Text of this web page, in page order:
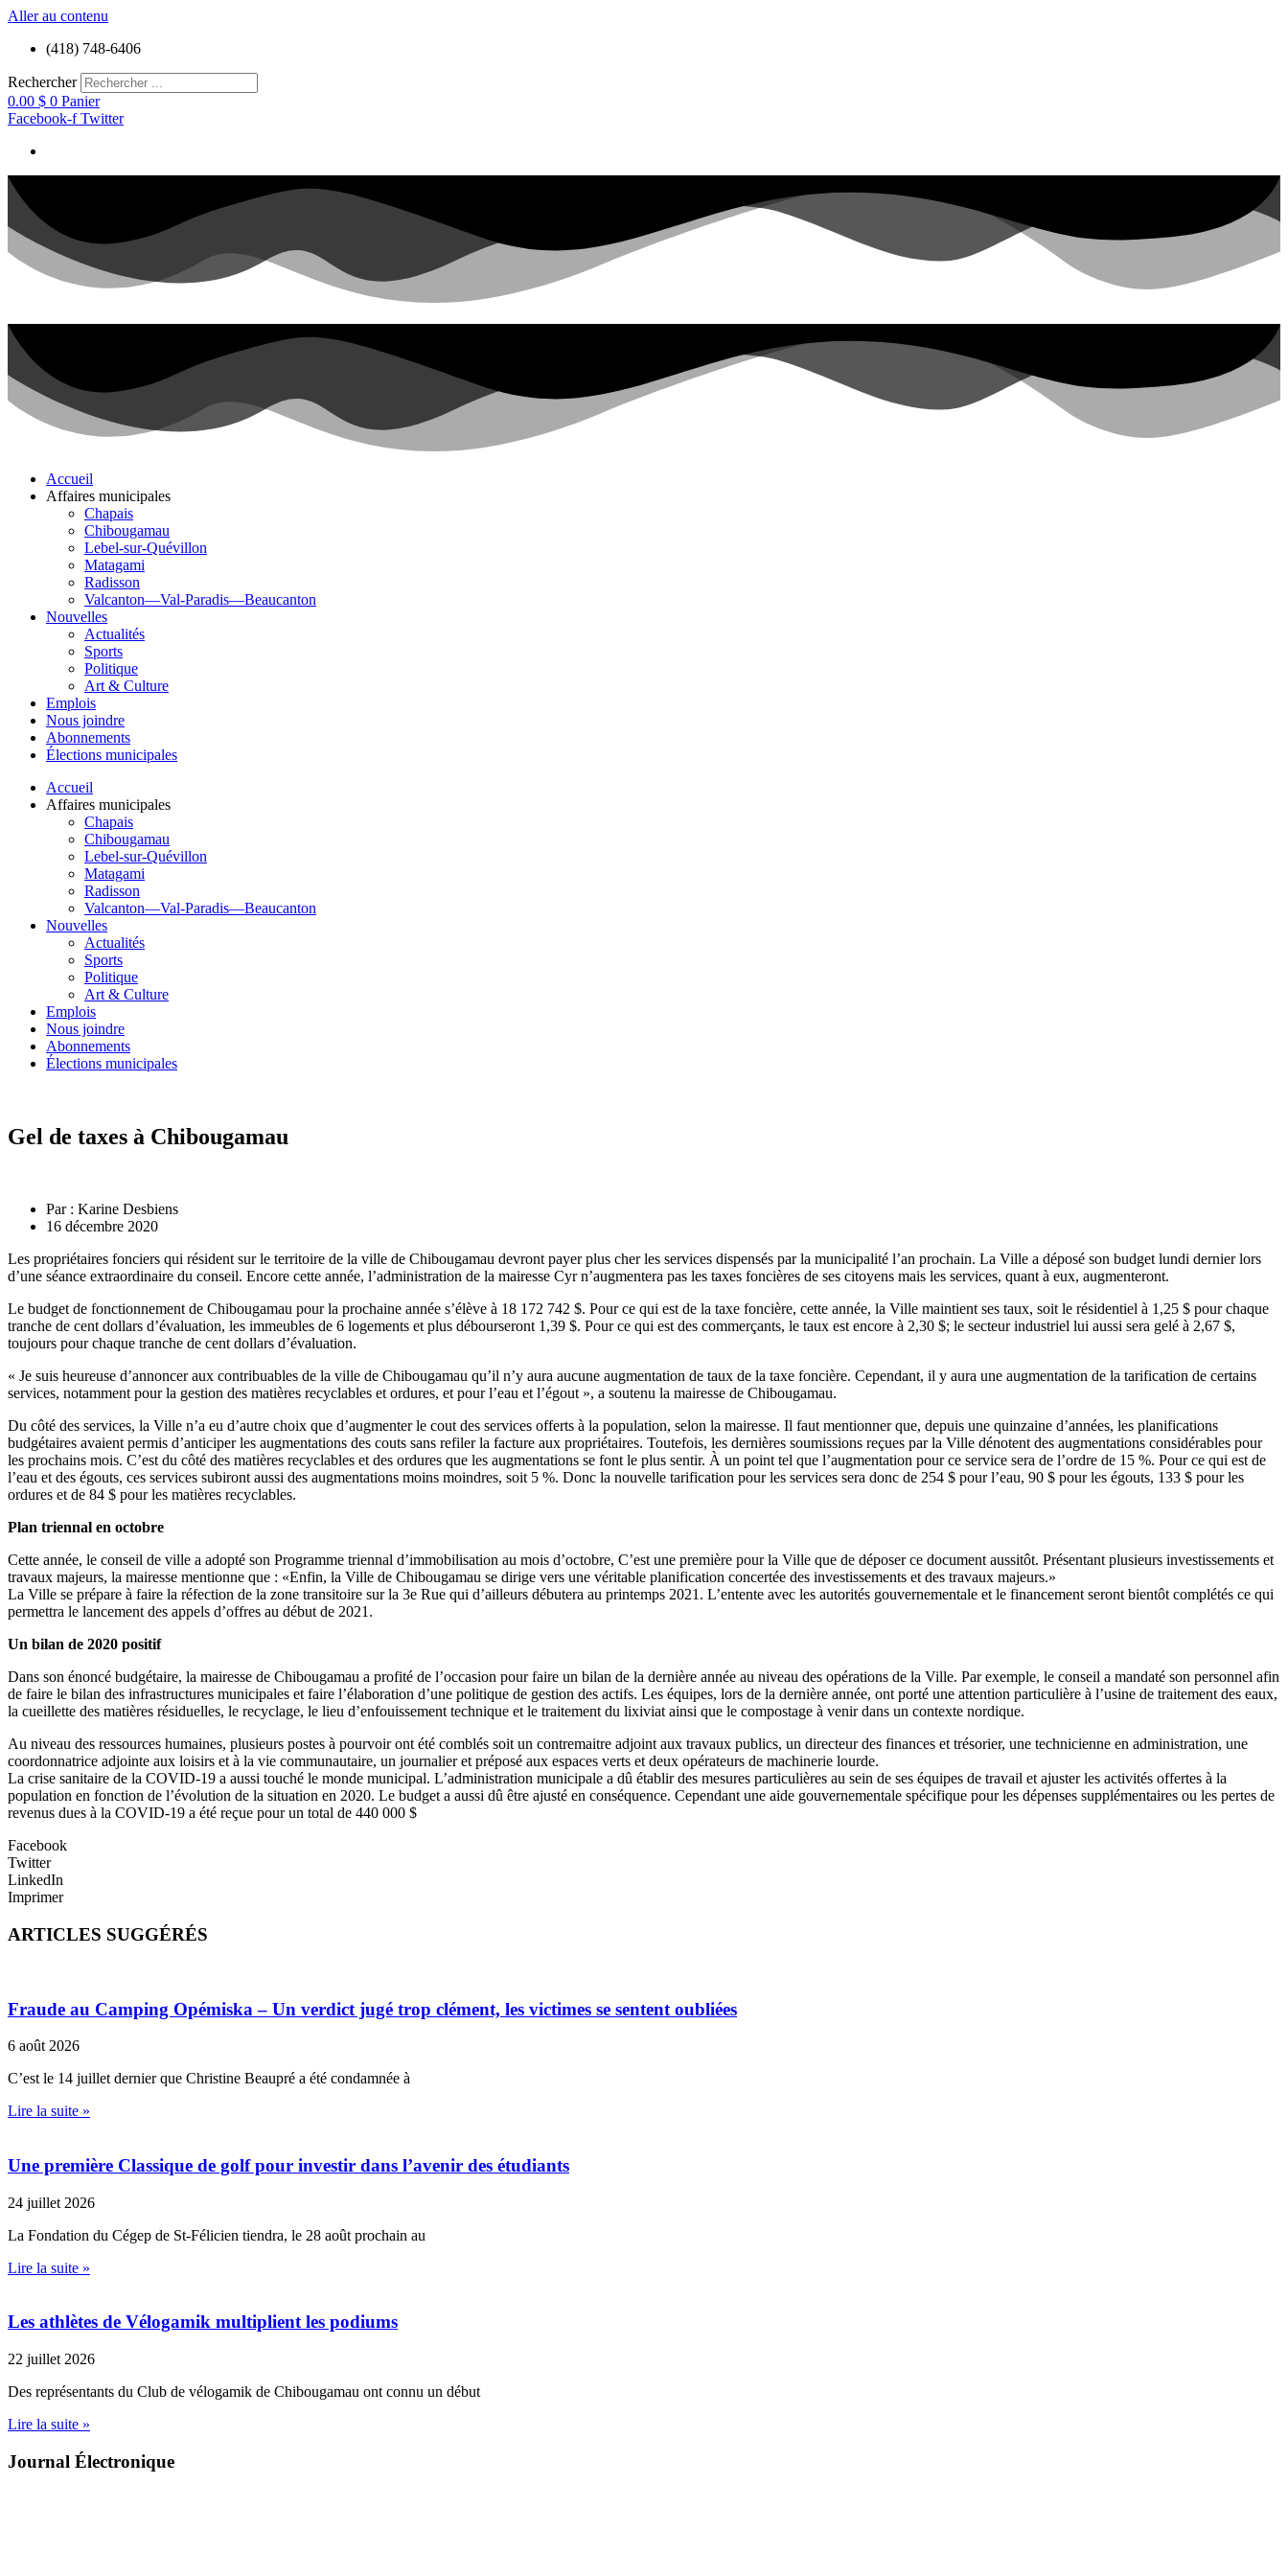
Aller au contenu
(418) 748-6406
Rechercher
0.00 $ 0 Panier
Facebook-f Twitter
Accueil
Affaires municipales
Chapais
Chibougamau
Lebel-sur-Quévillon
Matagami
Radisson
Valcanton—Val-Paradis—Beaucanton
Nouvelles
Actualités
Sports
Politique
Art & Culture
Emplois
Nous joindre
Abonnements
Élections municipales
Accueil
Affaires municipales
Chapais
Chibougamau
Lebel-sur-Quévillon
Matagami
Radisson
Valcanton—Val-Paradis—Beaucanton
Nouvelles
Actualités
Sports
Politique
Art & Culture
Emplois
Nous joindre
Abonnements
Élections municipales
Gel de taxes à Chibougamau
Par : Karine Desbiens
16 décembre 2020
Les propriétaires fonciers qui résident sur le territoire de la ville de Chibougamau devront payer plus cher les services dispensés par la municipalité l’an prochain. La Ville a déposé son budget lundi dernier lors
d’une séance extraordinaire du conseil. Encore cette année, l’administration de la mairesse Cyr n’augmentera pas les taxes foncières de ses citoyens mais les services, quant à eux, augmenteront.
Le budget de fonctionnement de Chibougamau pour la prochaine année s’élève à 18 172 742 $. Pour ce qui est de la taxe foncière, cette année, la Ville maintient ses taux, soit le résidentiel à 1,25 $ pour chaque
tranche de cent dollars d’évaluation, les immeubles de 6 logements et plus débourseront 1,39 $. Pour ce qui est des commerçants, le taux est encore à 2,30 $; le secteur industriel lui aussi sera gelé à 2,67 $,
toujours pour chaque tranche de cent dollars d’évaluation.
« Je suis heureuse d’annoncer aux contribuables de la ville de Chibougamau qu’il n’y aura aucune augmentation de taux de la taxe foncière. Cependant, il y aura une augmentation de la tarification de certains
services, notamment pour la gestion des matières recyclables et ordures, et pour l’eau et l’égout », a soutenu la mairesse de Chibougamau.
Du côté des services, la Ville n’a eu d’autre choix que d’augmenter le cout des services offerts à la population, selon la mairesse. Il faut mentionner que, depuis une quinzaine d’années, les planifications
budgétaires avaient permis d’anticiper les augmentations des couts sans refiler la facture aux propriétaires. Toutefois, les dernières soumissions reçues par la Ville dénotent des augmentations considérables pour
les prochains mois. C’est du côté des matières recyclables et des ordures que les augmentations se font le plus sentir. À un point tel que l’augmentation pour ce service sera de l’ordre de 15 %. Pour ce qui est de
l’eau et des égouts, ces services subiront aussi des augmentations moins moindres, soit 5 %. Donc la nouvelle tarification pour les services sera donc de 254 $ pour l’eau, 90 $ pour les égouts, 133 $ pour les
ordures et de 84 $ pour les matières recyclables.
Plan triennal en octobre
Cette année, le conseil de ville a adopté son Programme triennal d’immobilisation au mois d’octobre, C’est une première pour la Ville que de déposer ce document aussitôt. Présentant plusieurs investissements et
travaux majeurs, la mairesse mentionne que : «Enfin, la Ville de Chibougamau se dirige vers une véritable planification concertée des investissements et des travaux majeurs.»
La Ville se prépare à faire la réfection de la zone transitoire sur la 3e Rue qui d’ailleurs débutera au printemps 2021. L’entente avec les autorités gouvernementale et le financement seront bientôt complétés ce qui
permettra le lancement des appels d’offres au début de 2021.
Un bilan de 2020 positif
Dans son énoncé budgétaire, la mairesse de Chibougamau a profité de l’occasion pour faire un bilan de la dernière année au niveau des opérations de la Ville. Par exemple, le conseil a mandaté son personnel afin
de faire le bilan des infrastructures municipales et faire l’élaboration d’une politique de gestion des actifs. Les équipes, lors de la dernière année, ont porté une attention particulière à l’usine de traitement des eaux,
la cueillette des matières résiduelles, le recyclage, le lieu d’enfouissement technique et le traitement du lixiviat ainsi que le compostage à venir dans un contexte nordique.
Au niveau des ressources humaines, plusieurs postes à pourvoir ont été comblés soit un contremaitre adjoint aux travaux publics, un directeur des finances et trésorier, une technicienne en administration, une
coordonnatrice adjointe aux loisirs et à la vie communautaire, un journalier et préposé aux espaces verts et deux opérateurs de machinerie lourde.
La crise sanitaire de la COVID-19 a aussi touché le monde municipal. L’administration municipale a dû établir des mesures particulières au sein de ses équipes de travail et ajuster les activités offertes à la
population en fonction de l’évolution de la situation en 2020. Le budget a aussi dû être ajusté en conséquence. Cependant une aide gouvernementale spécifique pour les dépenses supplémentaires ou les pertes de
revenus dues à la COVID-19 a été reçue pour un total de 440 000 $
Facebook
Twitter
LinkedIn
Imprimer
ARTICLES SUGGÉRÉS
Fraude au Camping Opémiska – Un verdict jugé trop clément, les victimes se sentent oubliées
6 août 2026
C’est le 14 juillet dernier que Christine Beaupré a été condamnée à
Lire la suite »
Une première Classique de golf pour investir dans l’avenir des étudiants
24 juillet 2026
La Fondation du Cégep de St-Félicien tiendra, le 28 août prochain au
Lire la suite »
Les athlètes de Vélogamik multiplient les podiums
22 juillet 2026
Des représentants du Club de vélogamik de Chibougamau ont connu un début
Lire la suite »
Journal Électronique